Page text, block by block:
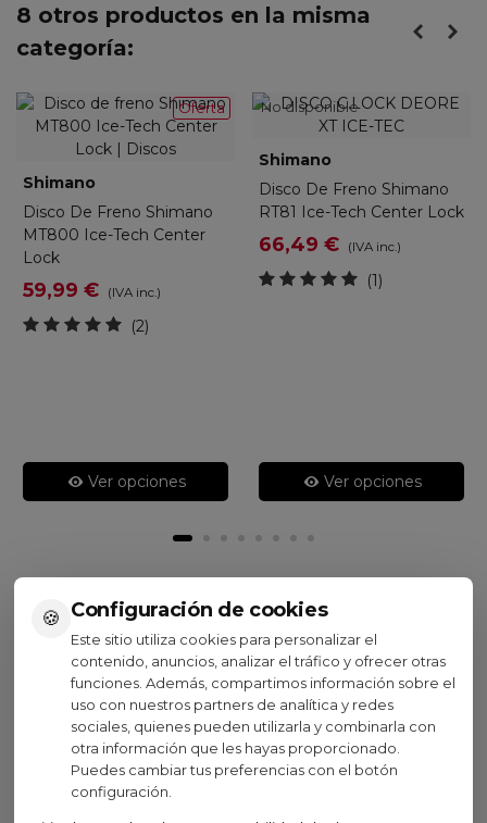
🍪 Configuración de cookies
Este sitio utiliza cookies para personalizar el
contenido, anuncios, analizar el tráfico y ofrecer otras
funciones. Además, compartimos información sobre el
uso con nuestros partners de analítica y redes
sociales, quienes pueden utilizarla y combinarla con
otra información que les hayas proporcionado.
Puedes cambiar tus preferencias con el botón
configuración.
8 otros productos en la misma
categoría:
Oferta
Shimano
Disco De Freno Shimano
MT800 Ice-Tech Center
Lock
59,99 € (IVA inc.)
(2)
Ver opciones
No disponible
Shimano
Disco De Freno Shimano
RT81 Ice-Tech Center Lock
66,49 € (IVA inc.)
(1)
Ver opciones
Visto recientemente
Shimano
DISCO SHIMANO XTR